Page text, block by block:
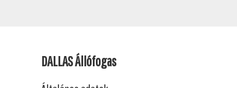
DALLAS Állófogas